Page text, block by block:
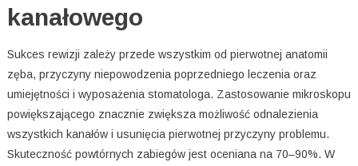
kanałowego
Sukces rewizji zależy przede wszystkim od pierwotnej anatomii
zęba, przyczyny niepowodzenia poprzedniego leczenia oraz
umiejętności i wyposażenia stomatologa. Zastosowanie mikroskopu
powiększającego znacznie zwiększa możliwość odnalezienia
wszystkich kanałów i usunięcia pierwotnej przyczyny problemu.
Skuteczność powtórnych zabiegów jest oceniana na 70–90%. W